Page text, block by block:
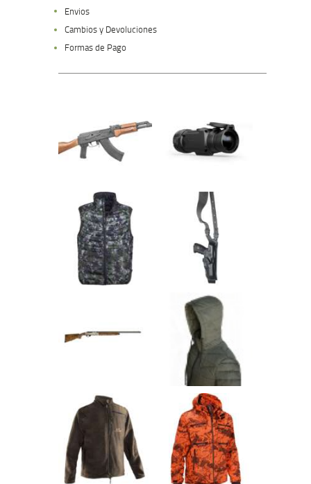
Envios
Cambios y Devoluciones
Formas de Pago